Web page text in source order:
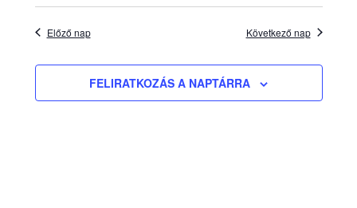
május
27,
Előző nap Következő nap
FELIRATKOZÁS A NAPTÁRRA